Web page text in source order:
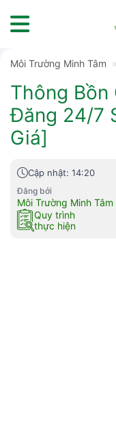
to
Môi Trường Minh Tâm »
Thông Bồn
Đăng 24/7
Giá]
Cập nhật: 14:20
Đăng bởi
Môi Trường Minh Tâm
Quy trình
thực hiện